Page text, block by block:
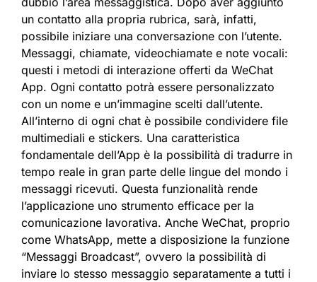
un contatto alla propria rubrica, sarà, infatti,
possibile iniziare una conversazione con l’utente.
Messaggi, chiamate, videochiamate e note vocali:
questi i metodi di interazione offerti da WeChat
App. Ogni contatto potrà essere personalizzato
con un nome e un’immagine scelti dall’utente.
All’interno di ogni chat è possibile condividere file
multimediali e stickers. Una caratteristica
fondamentale dell’App è la possibilità di tradurre in
tempo reale in gran parte delle lingue del mondo i
messaggi ricevuti. Questa funzionalità rende
l’applicazione uno strumento efficace per la
comunicazione lavorativa. Anche WeChat, proprio
come WhatsApp, mette a disposizione la funzione
“Messaggi Broadcast”, ovvero la possibilità di
inviare lo stesso messaggio separatamente a tutti i